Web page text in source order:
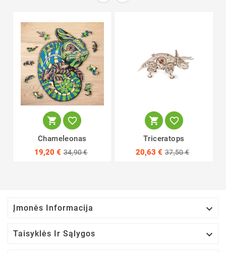
 
Chameleonas
19,20 € 34,90 €
 
Triceratops
20,63 € 37,50 €
Įmonės Informacija 
Taisyklės Ir Sąlygos 